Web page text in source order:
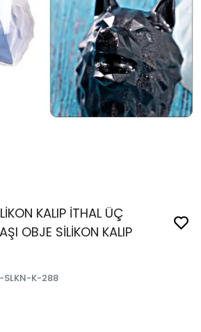
KALIP İTHAL ÜÇ
OBJE SİLİKON KALIP
SLKN-K-288